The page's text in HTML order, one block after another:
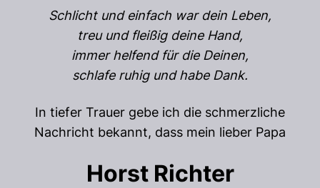
Schlicht und einfach war dein Leben,
treu und fleißig deine Hand,
immer helfend für die Deinen,
schlafe ruhig und habe Dank.
In tiefer Trauer gebe ich die schmerzliche
Nachricht bekannt, dass mein lieber Papa
Horst Richter